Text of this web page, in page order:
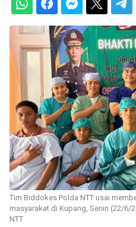
Tim Biddokes Polda NTT usai
masyarakat di Kupang, Senin (22/6/
NTT